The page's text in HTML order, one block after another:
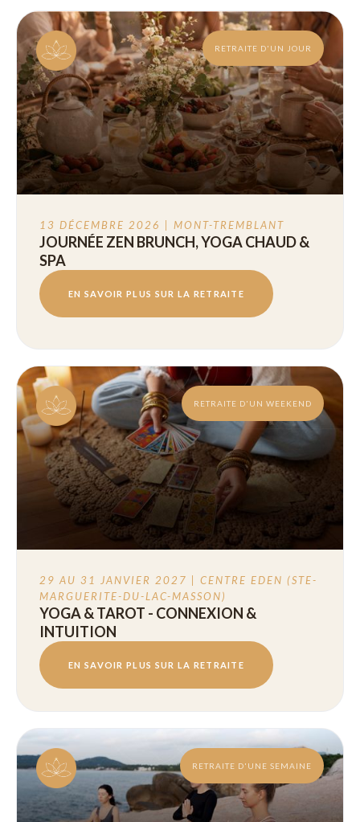
RETRAITE D'UN JOUR
13 DÉCEMBRE 2026 | MONT-TREMBLANT
JOURNÉE ZEN BRUNCH, YOGA CHAUD &
SPA
EN SAVOIR PLUS SUR LA RETRAITE
RETRAITE D'UN WEEKEND
29 AU 31 JANVIER 2027 | CENTRE EDEN (STE-
MARGUERITE-DU-LAC-MASSON)
YOGA & TAROT - CONNEXION &
INTUITION
EN SAVOIR PLUS SUR LA RETRAITE
RETRAITE D'UNE SEMAINE